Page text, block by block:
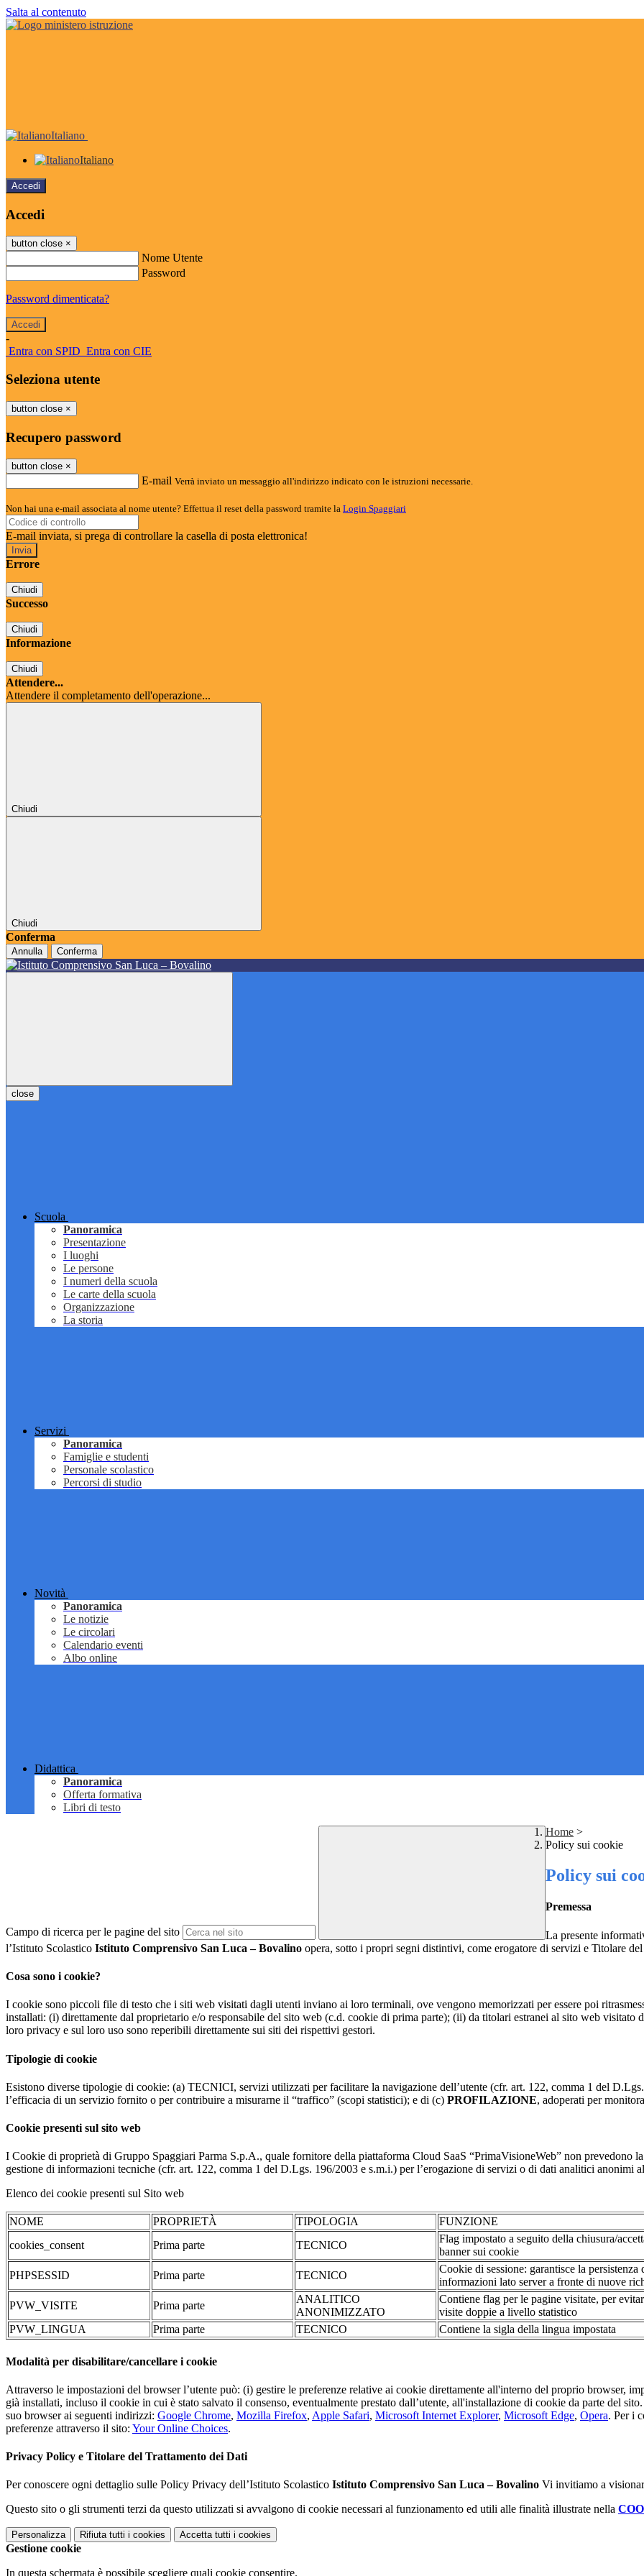
Salta al contenuto
Italiano
Italiano
Accedi
Accedi
button close ×
Nome Utente
Password
Password dimenticata?
-
Entra con SPID Entra con CIE
Seleziona utente
button close ×
Recupero password
button close ×
E-mail Verrà inviato un messaggio all'indirizzo indicato con le istruzioni necessarie.
Non hai una e-mail associata al nome utente? Effettua il reset della password tramite la Login Spaggiari
E-mail inviata, si prega di controllare la casella di posta elettronica!
Errore
Chiudi
Successo
Chiudi
Informazione
Chiudi
Attendere...
Attendere il completamento dell'operazione...
Chiudi
Chiudi
Conferma
Annulla Conferma
close
Scuola
Panoramica
Presentazione
I luoghi
Le persone
I numeri della scuola
Le carte della scuola
Organizzazione
La storia
Servizi
Panoramica
Famiglie e studenti
Personale scolastico
Percorsi di studio
Novità
Panoramica
Le notizie
Le circolari
Calendario eventi
Albo online
Didattica
Panoramica
Offerta formativa
Libri di testo
Campo di ricerca per le pagine del sito
Home >
Policy sui cookie
Policy sui
Premessa
La presente
l’Istituto Scolastico Istituto Comprensivo San Luca – Bovalino opera, sotto i propri segni distintivi, come erogatore di servizi e Titolare
Cosa sono i cookie?
I cookie sono piccoli file di testo che i siti web visitati dagli utenti inviano ai loro terminali, ove vengono memorizzati per essere poi
installati: (i) direttamente dal proprietario e/o responsabile del sito web (c.d. cookie di prima parte); (ii) da titolari estranei al sito web
loro privacy e sul loro uso sono reperibili direttamente sui siti dei rispettivi gestori.
Tipologie di cookie
Esistono diverse tipologie di cookie: (a) TECNICI, servizi utilizzati per facilitare la navigazione dell’utente (cfr. art. 122, comma 1 del
l’efficacia di un servizio fornito o per contribuire a misurarne il “traffico” (scopi statistici); e di (c) PROFILAZIONE, adoperati per
Cookie presenti sul sito web
I Cookie di proprietà di Gruppo Spaggiari Parma S.p.A., quale fornitore della piattaforma Cloud SaaS “PrimaVisioneWeb” non prevedono
gestione di informazioni tecniche (cfr. art. 122, comma 1 del D.Lgs. 196/2003 e s.m.i.) per l’erogazione di servizi o di dati analitici anonimi
Elenco dei cookie presenti sul Sito web
NOME PROPRIETÀ TIPOLOGIA
FUNZIONE
cookies_consent
Prima parte TECNICO
Flag impostato a seguito della chiusura/
banner sui cookie
PHPSESSID
Prima parte TECNICO
Cookie di sessione: garantisce la persistenza
informazioni lato server a fronte di nuove
PVW_VISITE
Prima parte
ANALITICO
ANONIMIZZATO
Contiene flag per le pagine visitate, per
visite doppie a livello statistico
PVW_LINGUA
Prima parte TECNICO Contiene la sigla della lingua impostata
Modalità per disabilitare/cancellare i cookie
Attraverso le impostazioni del browser l’utente può: (i) gestire le preferenze relative ai cookie direttamente all'interno del proprio browser,
già installati, incluso il cookie in cui è stato salvato il consenso, eventualmente prestato dall’utente, all'installazione di cookie da parte del
suo browser ai seguenti indirizzi: Google Chrome, Mozilla Firefox, Apple Safari, Microsoft Internet Explorer, Microsoft Edge, Opera. Per i
preferenze attraverso il sito: Your Online Choices.
Privacy Policy e Titolare del Trattamento dei Dati
Per conoscere ogni dettaglio sulle Policy Privacy dell’Istituto Scolastico Istituto Comprensivo San Luca – Bovalino Vi invitiamo a
Questo sito o gli strumenti terzi da questo utilizzati si avvalgono di cookie necessari al funzionamento ed utili alle finalità illustrate nella
Personalizza Rifiuta tutti i cookies Accetta tutti i cookies
Gestione cookie
In questa schermata è possibile scegliere quali cookie consentire.